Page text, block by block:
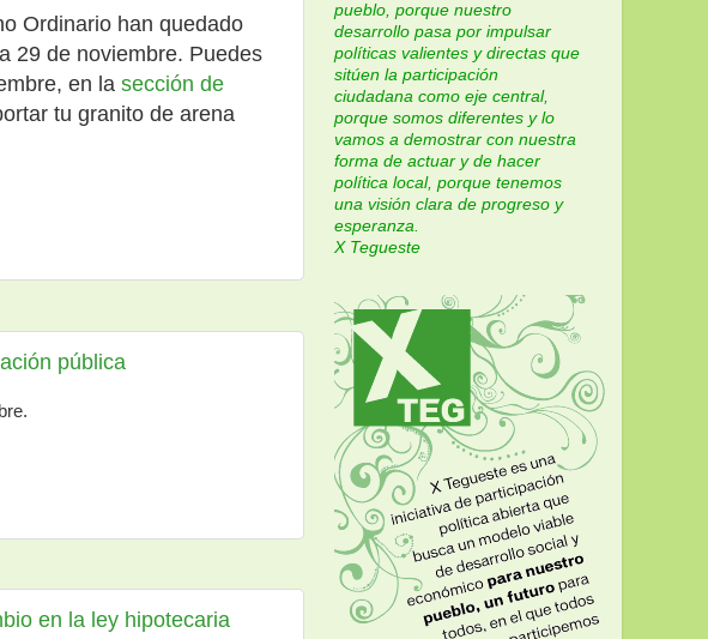
Ordinario han quedado
29 de noviembre. Puedes
en la sección de
tu granito de arena
pública
en la ley hipotecaria
pueblo, porque nuestro
desarrollo pasa por impulsar
políticas valientes y directas que
sitúen la participación
ciudadana como eje central,
porque somos diferentes y lo
vamos a demostrar con nuestra
forma de actuar y de hacer
política local, porque tenemos
una visión clara de progreso y
esperanza.
X Tegueste